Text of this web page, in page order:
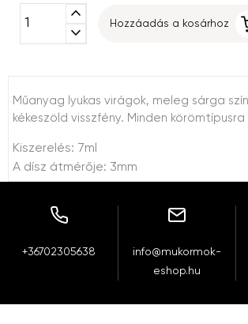
expand_less
expand_more
Hozzáadás a kosárhoz
Műanyag lyukas virágok, meleg sárga
kékeszöld visszfény. Minden
Kiszerelés: 7ml
A dísz átmérője: 3mm
+36702305638
info@mukormok-
eshop.hu